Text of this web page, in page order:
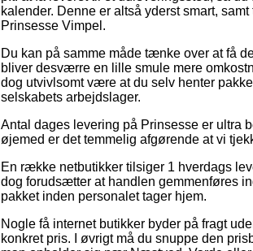
kalender. Denne er altså yderst smart,
Prinsesse Vimpel.
Du kan på samme måde tænke over at få
bliver desværre en lille smule mere
dog utvivlsomt være at du selv henter
selskabets arbejdslager.
Antal dages levering på Prinsesse er ultra
øjemed er det temmelig afgørende at vi
En række netbutikker tilsiger 1 hverdags
dog forudsætter at handlen gemmenføres
pakket inden personalet tager hjem.
Nogle få internet butikker byder på fragt
konkret pris. I øvrigt må du snuppe den